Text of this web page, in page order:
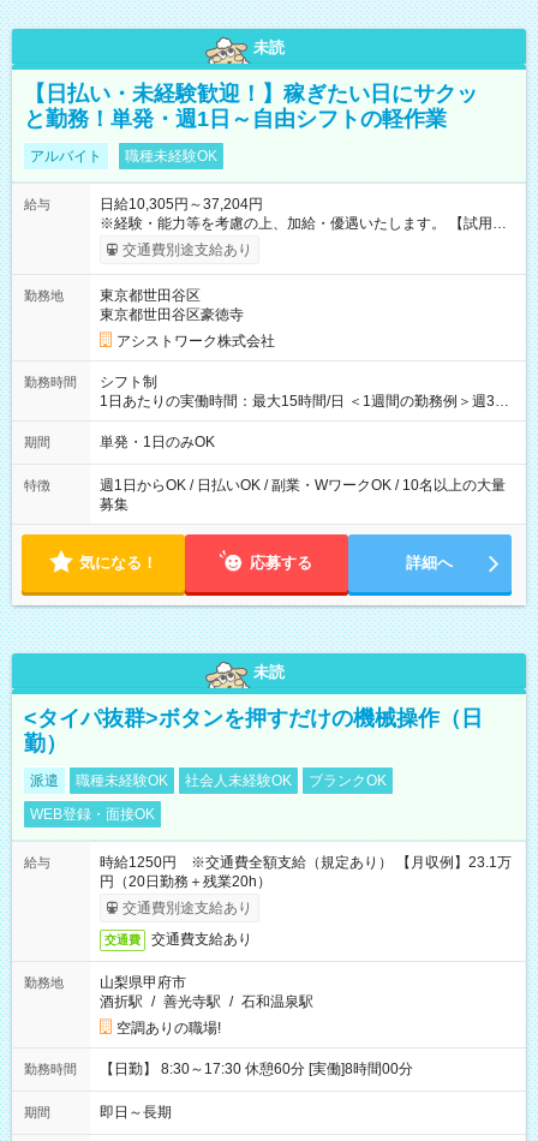
未読
【日払い・未経験歓迎！】稼ぎたい日にサクッ
と勤務！単発・週1日～自由シフトの軽作業
アルバイト 職種未経験OK
給与
日給10,305円～37,204円
※経験・能力等を考慮の上、加給・優遇いたします。 【試用期
間】試用期間なし
交通費別途支給あり
勤務地
東京都世田谷区
東京都世田谷区豪徳寺
アシストワーク株式会社
勤務時間
シフト制
1日あたりの実働時間：最大15時間/日 ＜1週間の勤務例＞週3回
勤務 勤務：月・水・金 休み：火・木・土・日 好きな時にお仕事
可能です！ ※1日あたりの最大実働時間は日勤、夜勤共に勤務し
期間 単発・1日のみOK
特徴
週1日からOK / 日払いOK / 副業・WワークOK / 10名以上の大量
募集
気になる！ 応募する 詳細へ
未読
<タイパ抜群>ボタンを押すだけの機械操作（日
勤）
派遣 職種未経験OK 社会人未経験OK
ブランクOK
WEB登録・面接OK
給与
時給1250円 ※交通費全額支給（規定あり） 【月収例】23.1万
円（20日勤務＋残業20h）
交通費別途支給あり
交通費 交通費支給あり
勤務地
山梨県甲府市
酒折駅 / 善光寺駅 / 石和温泉駅
空調ありの職場!
勤務時間 【日勤】 8:30～17:30 休憩60分 [実働]8時間00分
期間 即日～長期